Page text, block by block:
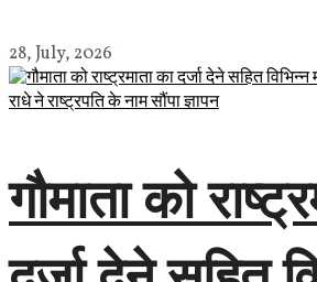
28, July, 2026
गौमाता को